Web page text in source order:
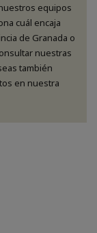
equipos
cuál encaja
de Granada o
nuestras
también
en nuestra